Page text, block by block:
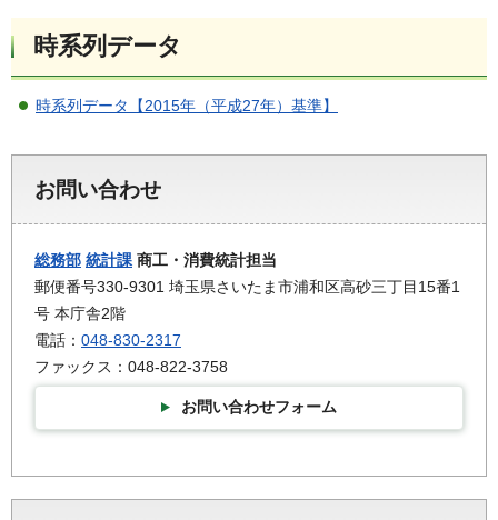
時系列データ
時系列データ【2015年（平成27年）基準】
お問い合わせ
総務部 統計課 商工・消費統計担当
郵便番号330-9301 埼玉県さいたま市浦和区高砂三丁目15番1
号 本庁舎2階
電話： 048-830-2317
ファックス：048-822-3758
お問い合わせフォーム